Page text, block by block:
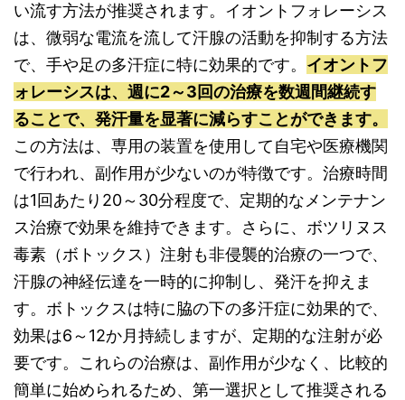
い流す方法が推奨されます。イオントフォレーシス
は、微弱な電流を流して汗腺の活動を抑制する方法
で、手や足の多汗症に特に効果的です。 イオントフ
ォレーシスは、週に2～3回の治療を数週間継続す
ることで、発汗量を显著に減らすことができます。
この方法は、専用の装置を使用して自宅や医療機関
で行われ、副作用が少ないのが特徴です。治療時間
は1回あたり20～30分程度で、定期的なメンテナン
ス治療で効果を維持できます。さらに、ボツリヌス
毒素（ボトックス）注射も非侵襲的治療の一つで、
汗腺の神経伝達を一時的に抑制し、発汗を抑えま
す。ボトックスは特に脇の下の多汗症に効果的で、
効果は6～12か月持続しますが、定期的な注射が必
要です。これらの治療は、副作用が少なく、比較的
簡単に始められるため、第一選択として推奨される